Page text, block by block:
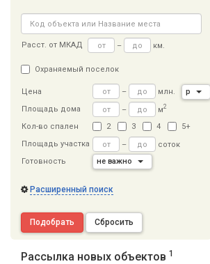
Расст. от МКАД – км.
Охраняемый поселок
Цена – млн.
р
Площадь дома
– м2
Кол-во спален 2 3 4
5+
Площадь участка
–
соток
Готовность
не важно
Расширенный поиск
Подобрать Сбросить
Рассылка новых объектов 1